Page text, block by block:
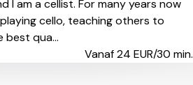
I am a cellist. For many years now
cello, teaching others to
best qua...
Vanaf 24 EUR/30 min.